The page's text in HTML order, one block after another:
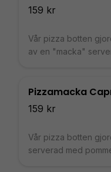
159 kr
Vår pizza botten
av en "macka"
Pizzamacka
159 kr
Vår pizza botten
serverad med